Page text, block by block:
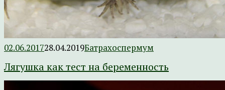
02.06.201728.04.2019Батрахоспермум
Лягушка как тест на беременность